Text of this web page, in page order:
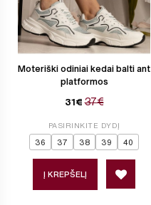
Moteriški odiniai kedai balti ant
platformos
31€ 37€
PASIRINKITE DYDĮ
36 37 38 39 40
Į KREPŠELĮ